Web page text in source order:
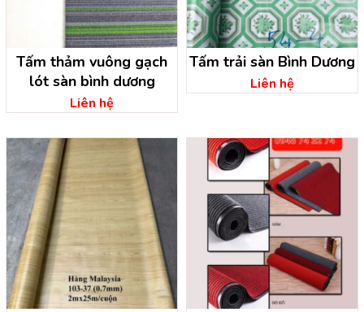
Tấm thảm vuông gạch
lót sàn bình dương
Liên hệ
Tấm trải sàn Bình Dương
Liên hệ